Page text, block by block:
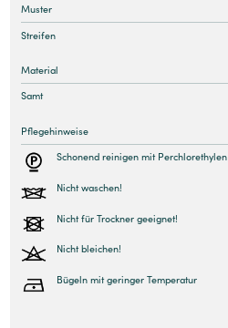
Muster
Streifen
Material
Samt
Pflegehinweise
Schonend reinigen mit Perchlorethylen
Nicht waschen!
Nicht für Trockner geeignet!
Nicht bleichen!
Bügeln mit geringer Temperatur